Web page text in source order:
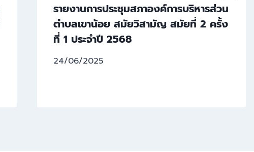
รายงานการประชุมสภาองค์การบริหารส่วน
ตำบลเขาน้อย สมัยวิสามัญ สมัยที่ 2 ครั้ง
ที่ 1 ประจำปี 2568
24/06/2025